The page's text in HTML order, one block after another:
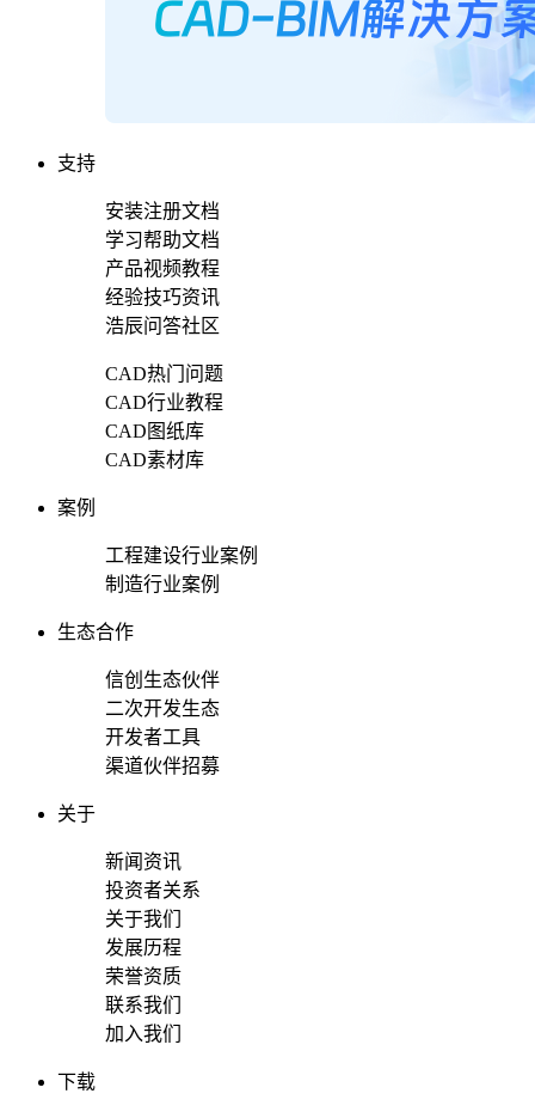
支持
安装注册文档
学习帮助文档
产品视频教程
经验技巧资讯
浩辰问答社区
CAD热门问题
CAD行业教程
CAD图纸库
CAD素材库
案例
工程建设行业案例
制造行业案例
生态合作
信创生态伙伴
二次开发生态
开发者工具
渠道伙伴招募
关于
新闻资讯
投资者关系
关于我们
发展历程
荣誉资质
联系我们
加入我们
下载